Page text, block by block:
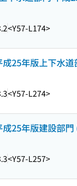
<Y57-L174>
25年版上下水
<Y57-L274>
25年版建設部
<Y57-L257>